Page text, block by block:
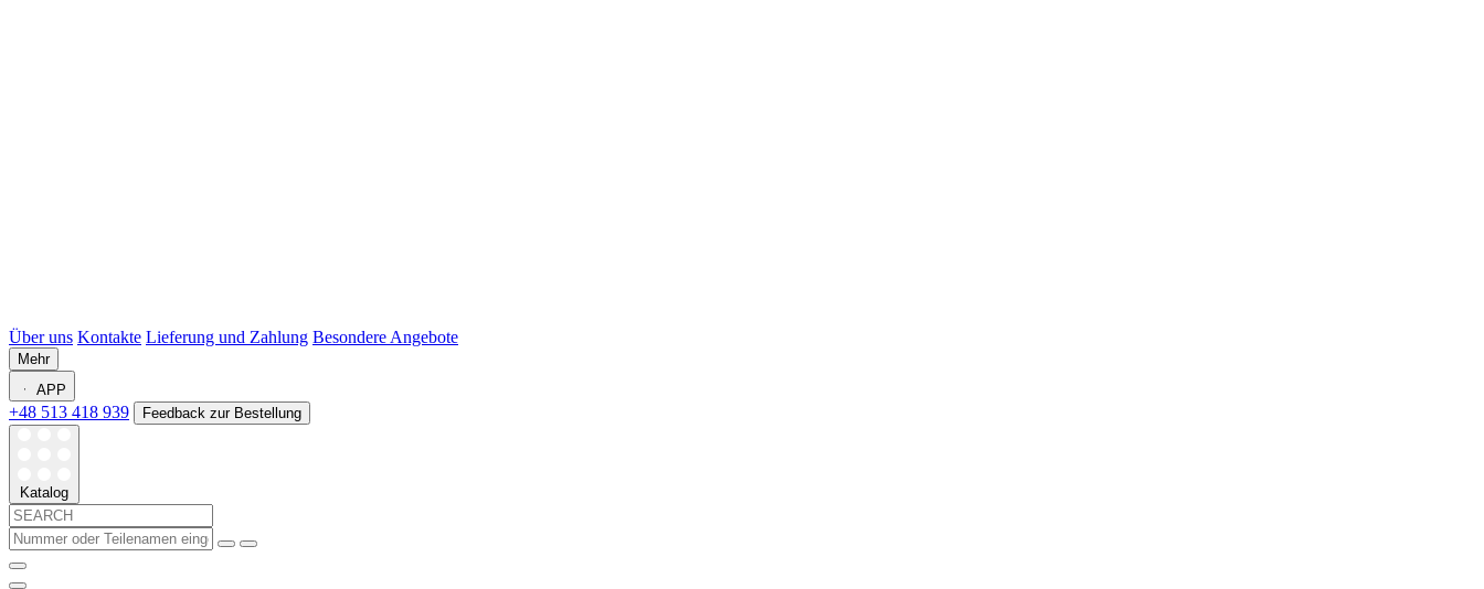
Über uns Kontakte Lieferung und Zahlung Besondere Angebote
Mehr
APP
+48 513 418 939 Feedback zur Bestellung
Katalog